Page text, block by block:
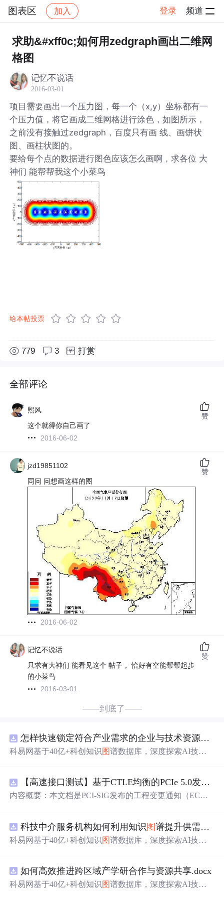
图表区 加入 登录 频道
社区 图表区 帖子详情
求助&#xff0c;如何用zedgraph画出二维网
格图
记忆不说话
2016-03-01
项目需要画出一个压力图，每一个（x,y）坐标都有一
个压力值，将它画成二维网格进行涂色，如图所示，
之前没有接触过zedgraph，百度只有画 线、画饼状
图、画柱状图的。
要给每个点的数据进行图色应该怎么画啊，求各位 大
神们 能帮帮我这个小菜鸟
给本帖投票
779 3 打赏
全部评论
熙风
这个就得你自己画了
2016-06-02
赞
jzd19851102
同问 问想画这样的图
2016-06-02
赞
记忆不说话
只求有大神们 能看见这个 帖子， 恰好有空能帮帮起步
的小菜鸟
2016-03-01
赞
——到底了——
怎样快速锁定符合产业需求的企业与技术资源？.docx
科易网基于40亿+科创知识 图谱数据库，深度探索AI技术
新领域的AI+数智化解决方案，推动科技创新与产业创新
智能化发展。
【高速接口测试】基于CTLE均衡的PCIe 5.0发射机抖动测量方法：32 GT/s速率下精确评估硅基抖动分量的技术方案
内容概要：本文档是PCI-SIG发布的工程变更通知（EC
式”替代原有的S参数去嵌入法，通过在被测通道应用基于
CTLE的均衡来减少因信道损耗导致的信号退化，从而更准
了传统去嵌入过程中高频噪声放大带来的测量不准确性。
对于2.5至16.0 GT/s速率，原有测量方法保持不变。; 适合
人群：从事高速接口设计、验证或测试的工程师，尤其是
科技中介服务机构如何利用知识 图谱提升供需匹配精准度？.docx
科易网基于40亿+科创知识 图谱数据库，深度探索AI技术
新领域的AI+数智化解决方案，推动科技创新与产业创新
智能化发展。
如何高效推进跨区域产学研合作与资源共享.docx
科易网基于40亿+科创知识 图谱数据库，深度探索AI技术